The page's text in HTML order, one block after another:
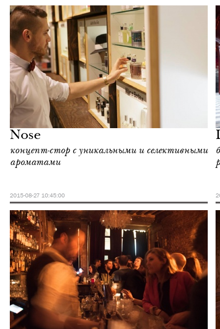
Nose
концепт-стор с уникальными и селективными
ароматами
2015-08-27 10:45:00